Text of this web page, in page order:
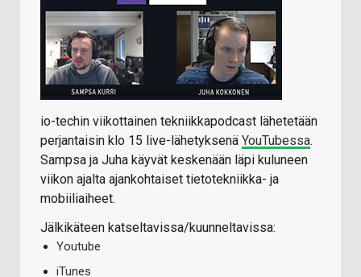
io-techin viikottainen tekniikkapodcast lähetetään
perjantaisin klo 15 live-lähetyksenä YouTubessa.
Sampsa ja Juha käyvät keskenään läpi kuluneen
viikon ajalta ajankohtaiset tietotekniikka- ja
mobiiliaiheet.
Jälkikäteen katseltavissa/kuunneltavissa:
Youtube
iTunes